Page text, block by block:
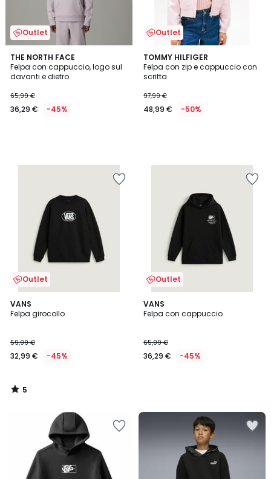
Outlet
THE NORTH FACE
Felpa con cappuccio, logo sul
davanti e dietro
65,99 €
36,29 € -45%
Outlet
TOMMY HILFIGER
Felpa con zip e cappuccio con
scritta
97,99 €
48,99 € -50%
Outlet
VANS
Felpa girocollo
59,99 €
32,99 € -45%
5
/
5
/
Outlet
VANS
Felpa con cappuccio
65,99 €
36,29 € -45%